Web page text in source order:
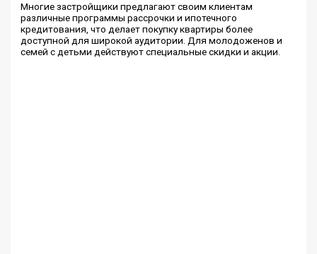
Многие застройщики предлагают своим клиентам
различные программы рассрочки и ипотечного
кредитования, что делает покупку квартиры более
доступной для широкой аудитории. Для молодоженов и
семей с детьми действуют специальные скидки и акции.